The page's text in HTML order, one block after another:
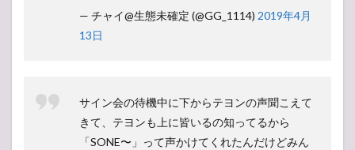
— チャイ@生態未確定 (@GG_1114) 2019年4月
13日
サイン会の待機中に下からテヨンの声聞こえて
きて、テヨンも上に皆いるの知ってるから
「SONE〜」って声かけてくれたんだけどみん